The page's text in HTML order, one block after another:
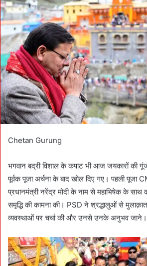
a
n
e
m
a
i
l
Chetan Gurung
भगवान बद्री विशाल के कपाट भी आज जयकारों की
पूर्वक पूजा अर्चना के बाद खोल दिए गए। पहली पूजा
प्रधानमंत्री नरेंद्र मोदी के नाम से महाभिषेक के
समृद्धि की कामना की। PSD ने श्रद्धालुओं से
व्यवस्थाओं पर चर्चा की और उनसे उनके अनुभव जाने।